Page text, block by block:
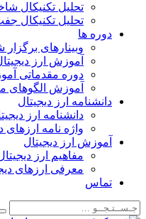
تحلیل تکنیکال شاخص
تحلیل تکنیکال جفت ارز
ها
وبینارهای برگزار شده
آموزش ارز دیجیتال مقدماتی
دوره مقدماتی آموزش
آموزش الگوهای معاملاتی
ارز دیجیتال
دانشنامه ارز دیجیتال
واژه نامه ارزهای دیجیتال
ارز دیجیتال
مفاهیم ارز دیجیتال
معرفی ارزهای دیجیتال